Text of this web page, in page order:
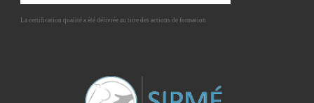
La certification qualité a été délivrée au titre des actions de formation